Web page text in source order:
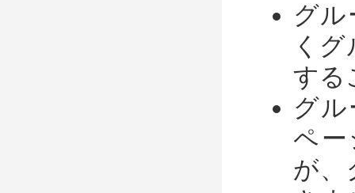
グ
く
する
グ
ペ
が、